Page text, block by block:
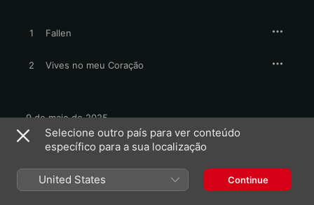
1 Fallen
2 Vives no meu Coração
9 de maio de 2025
2 músicas, 7 minutos
℗ 2025 António Garcez | CultManagement Lda, distribuído
por indiemusic.pt
Selecione outro país para ver conteúdo
específico para a sua localização
United States Continue